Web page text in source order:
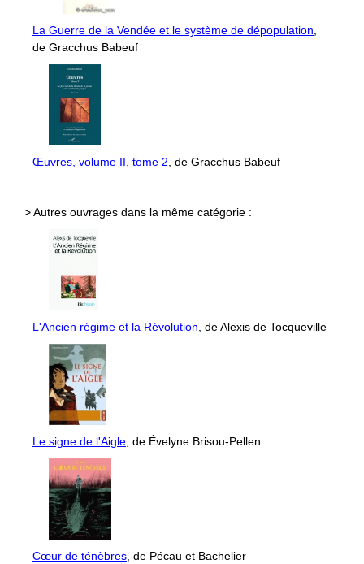
La Guerre de la Vendée et le système de dépopulation,
de Gracchus Babeuf
Œuvres, volume II, tome 2, de Gracchus Babeuf
> Autres ouvrages dans la même catégorie :
L'Ancien régime et la Révolution, de Alexis de Tocqueville
Le signe de l'Aigle, de Évelyne Brisou-Pellen
Cœur de ténèbres, de Pécau et Bachelier